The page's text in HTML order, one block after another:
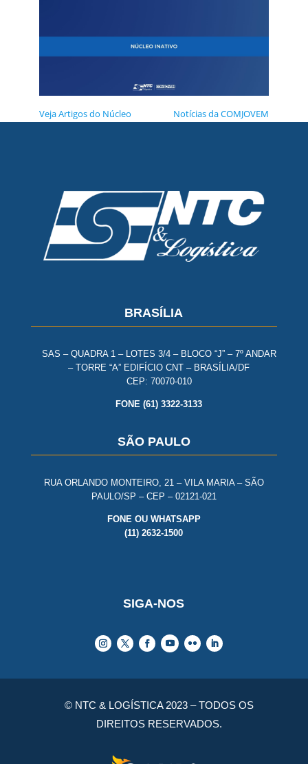
Veja Artigos do Núcleo Notícias da COMJOVEM
BRASÍLIA
SAS – QUADRA 1 – LOTES 3/4 – BLOCO “J” – 7º ANDAR
– TORRE “A” EDIFÍCIO CNT – BRASÍLIA/DF
CEP: 70070-010
FONE (61) 3322-3133
SÃO PAULO
RUA ORLANDO MONTEIRO, 21 – VILA MARIA – SÃO
PAULO/SP – CEP – 02121-021
FONE OU WHATSAPP
(11) 2632-1500
SIGA-NOS
© NTC & LOGÍSTICA 2023 – TODOS OS
DIREITOS RESERVADOS.